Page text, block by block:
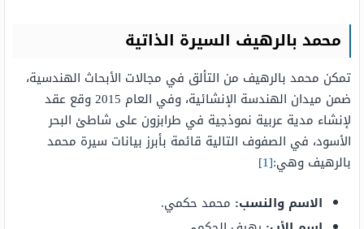
محمد بالرهيف السيرة الذاتية
تمكن محمد بالرهيف من التألق في مجالات الأبحاث الهندسية،
ضمن ميدان الهندسة الإنشائية، وفي العام 2015 وقع عقد
لإنشاء مدية عربية نموذجية في طرابزون على شاطئ البحر
الأسود، في الصفوف التالية قائمة بأبرز بيانات سيرة محمد
بالرهيف وهي:[1]
الاسم والنسب: محمد حكمي.